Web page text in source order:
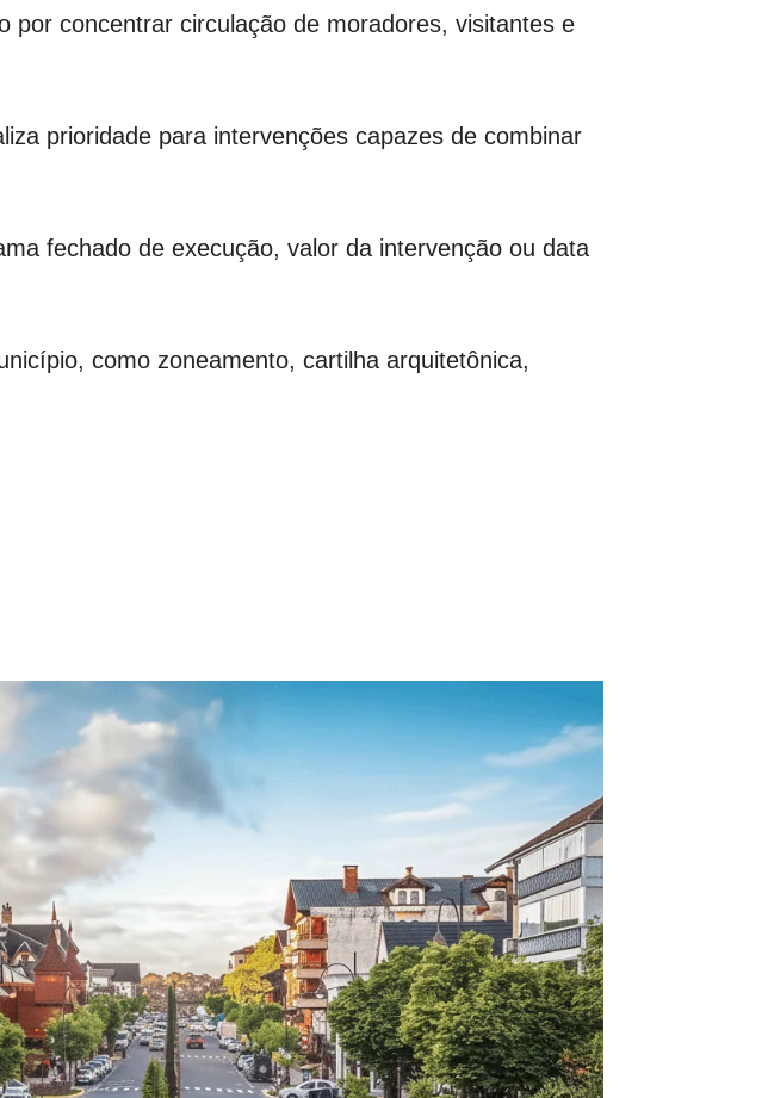
por concentrar circulação de moradores, visitantes e
prioridade para intervenções capazes de combinar
fechado de execução, valor da intervenção ou data
como zoneamento, cartilha arquitetônica,